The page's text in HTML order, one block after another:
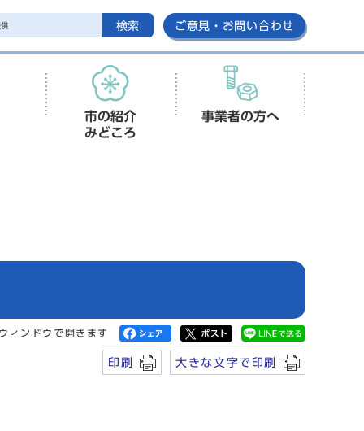
検索 ご意見・お問い合わせ
市の紹介
みどころ
事業者の方へ
ィンドウで開きます
印刷 大きな文字で印刷